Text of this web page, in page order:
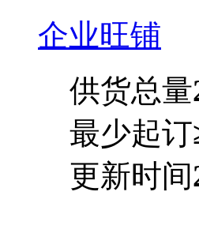
企业旺铺
供货总量
最少起订
更新时间